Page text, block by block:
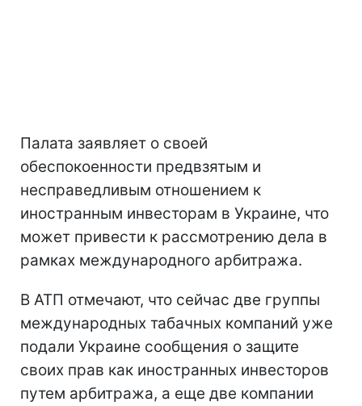
Палата заявляет о своей
обеспокоенности предвзятым и
несправедливым отношением к
иностранным инвесторам в Украине, что
может привести к рассмотрению дела в
рамках международного арбитража.
В АТП отмечают, что сейчас две группы
международных табачных компаний уже
подали Украине сообщения о защите
своих прав как иностранных инвесторов
путем арбитража, а еще две компании